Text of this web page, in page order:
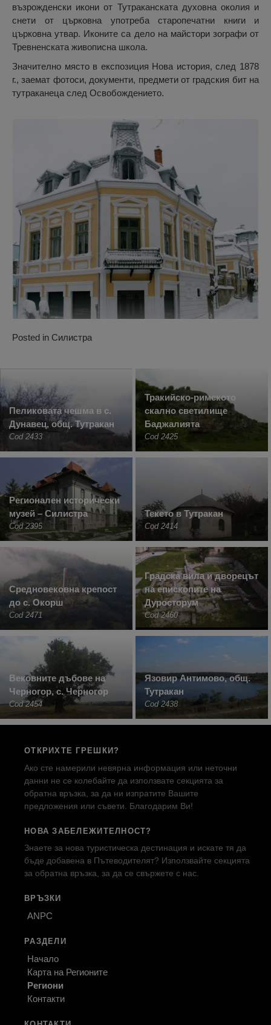
възрожденски икони от Тутраканската духовна околия и
снети от църковна употреба старопечатни книги и
църковна утвар. Иконите са дело на майстори зографи от
Тревненската живописна школа.
Значително място в експозиция Нова история, след 1878
г., заемат фотоси, документи, предмети от градския бит на
тутраканеца след Освобождението.
Posted in Силистра
Пеликовата чешма в с.
Дунавец, общ. Тутракан
Cod 2433
Тракийско-римското
скално светилище
Баджалията
Cod 2425
Регионален исторически
музей – Силистра
Cod 2395
Текето в Тутракан
Cod 2414
Средновековна крепост
до с. Окорш
Cod 2471
Градска вила и дворецът
на епископите на
Дуросторум
Cod 2460
Вековните дъбове на
Черногор, с. Черногор
Cod 2454
Язовир Антимово, общ.
Тутракан
Cod 2438
ОТКРИХТЕ ГРЕШКИ?
Ако сте намерили невярна информация или неточни
данни не се колебайте да използвате секцията за
обратна връзка, за да ни изпратите Вашите
предложения или съвети. Благодарим Ви!
НОВА ЗАБЕЛЕЖИТЕЛНОСТ?
Знаете за нова туристическа дестинация и искате тя да
бъде добавена в Пътеводителят? Използвайте секцията
за обратна връзка, за да се свържете с нас.
ВРЪЗКИ
ANPC
РАЗДЕЛИ
Начало
Карта на Регионите
Региони
Контакти